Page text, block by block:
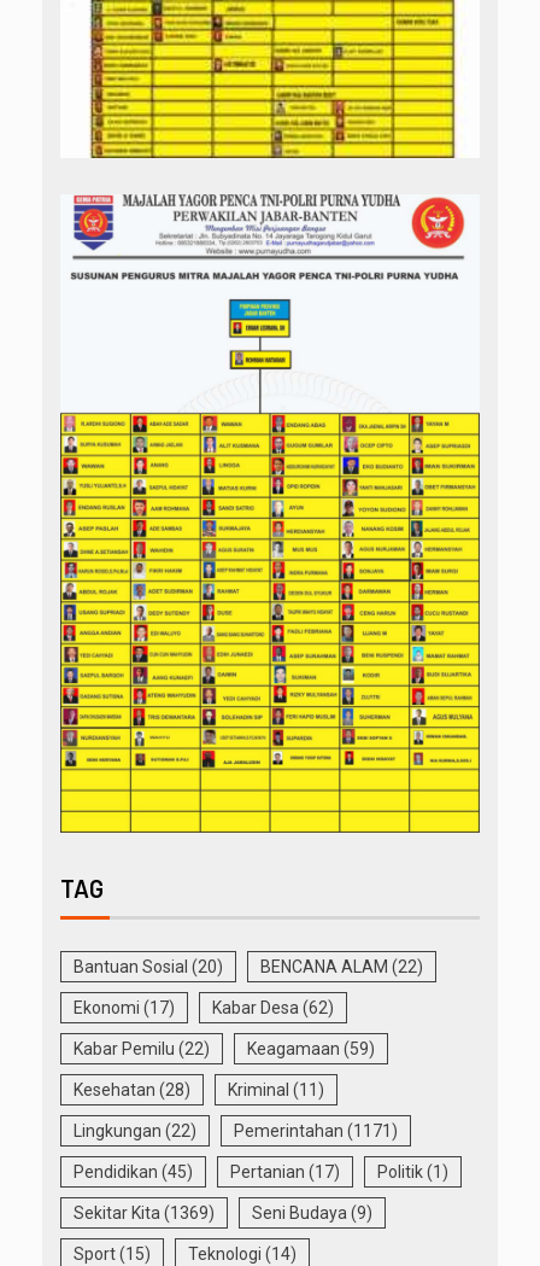
TAG
Bantuan Sosial (20) BENCANA ALAM (22)
Ekonomi (17) Kabar Desa(62)
Kabar Pemilu (22) Keagamaan (59)
Kesehatan (28) Kriminal (11)
Lingkungan (22) Pemerintahan (1171)
Pendidikan (45) Pertanian (17) Politik(1)
Sekitar Kita(1369) Seni Budaya(9)
Sport(15) Teknologi (14)